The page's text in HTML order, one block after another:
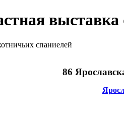
выставка
спаниелей
86